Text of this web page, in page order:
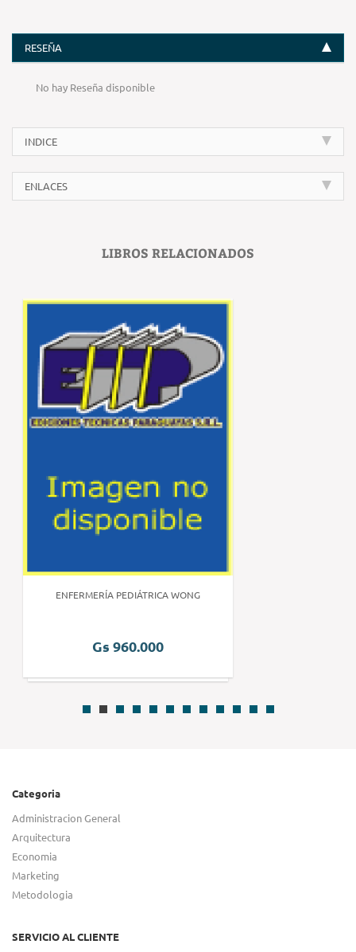
RESEÑA
No hay Reseña disponible
INDICE
ENLACES
LIBROS RELACIONADOS
ENFERMERÍA PEDIÁTRICA WONG
Gs 960.000
Categoria
Administracion General
Arquitectura
Economia
Marketing
Metodologia
SERVICIO AL CLIENTE